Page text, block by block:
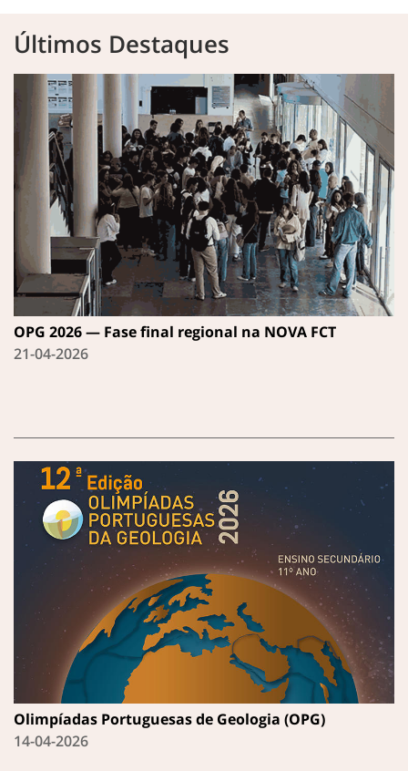
Últimos Destaques
OPG 2026 — Fase final regional na NOVA FCT
21-04-2026
Olimpíadas Portuguesas de Geologia (OPG)
14-04-2026